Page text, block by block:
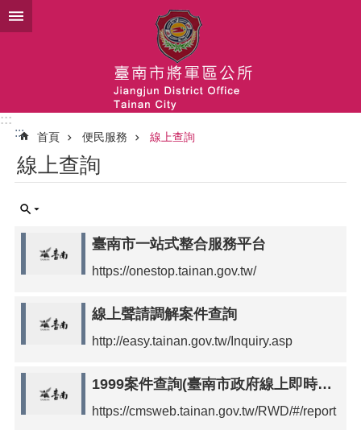
跳到主要內容區塊
:::
:::
首頁 便民服務 線上查詢
線上查詢
臺南市一站式整合服務平台
https://onestop.tainan.gov.tw/
線上聲請調解案件查詢
http://easy.tainan.gov.tw/Inquiry.asp
1999案件查詢(臺南市政府線上即時服務系統)
https://cmsweb.tainan.gov.tw/RWD/#/report